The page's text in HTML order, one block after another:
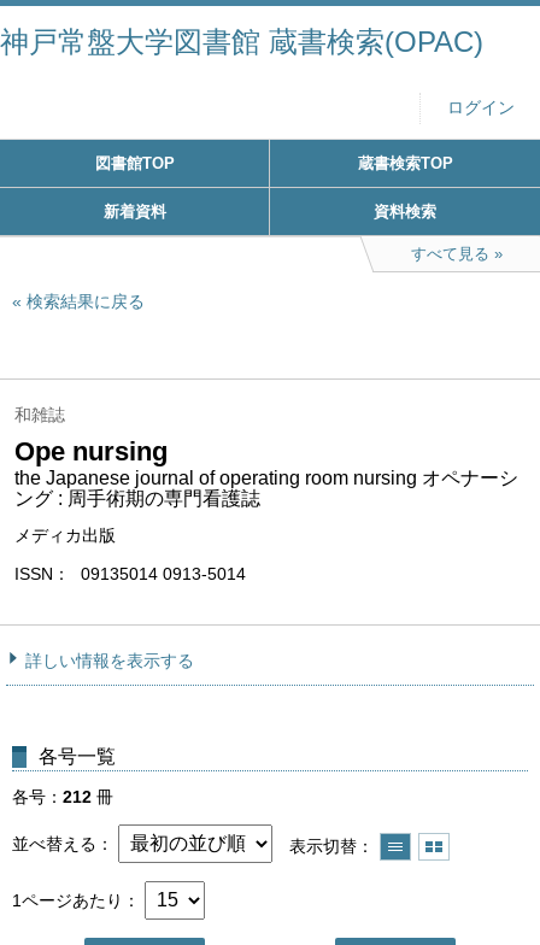
神戸常盤大学図書館 蔵書検索(OPAC)
ログイン
図書館TOP 蔵書検索TOP
新着資料 資料検索
すべて見る
検索結果に戻る
和雑誌
Ope nursing
the Japanese journal of operating room nursing オペナーシ
ング : 周手術期の専門看護誌
メディカ出版
ISSN
09135014 0913-5014
詳しい情報を表示する
各号一覧
各号 212 冊
並べ替える 表示切替
1ページあたり